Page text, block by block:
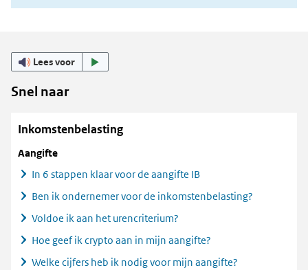
Lees voor
Snel naar
Inkomstenbelasting
Aangifte
In 6 stappen klaar voor de aangifte IB
Ben ik ondernemer voor de inkomstenbelasting?
Voldoe ik aan het urencriterium?
Hoe geef ik crypto aan in mijn aangifte?
Welke cijfers heb ik nodig voor mijn aangifte?